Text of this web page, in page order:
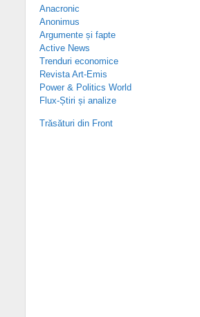
Anacronic
Anonimus
Argumente și fapte
Active News
Trenduri economice
Revista Art-Emis
Power & Politics World
Flux-Știri și analize
Trăsături din Front